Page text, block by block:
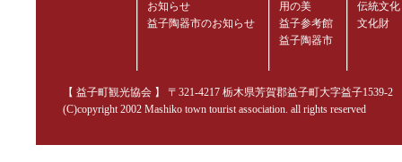
お知らせ
益子陶器市のお知らせ
用の美
益子参考館
益子陶器市
伝統文化
文化財
【 益子町観光協会 】 〒321-4217 栃木県芳賀郡益子町大字益子1539-
(C)copyright 2002 Mashiko town tourist association. all rights reserved